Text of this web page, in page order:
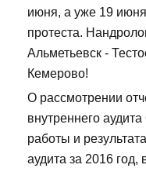
июня, а уже 19
протеста.
Альметьевск -
Кемерово!
О рассмотрении
внутреннего
работы и
аудита за 2016 год,